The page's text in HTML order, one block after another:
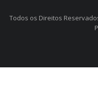
Todos os Direitos